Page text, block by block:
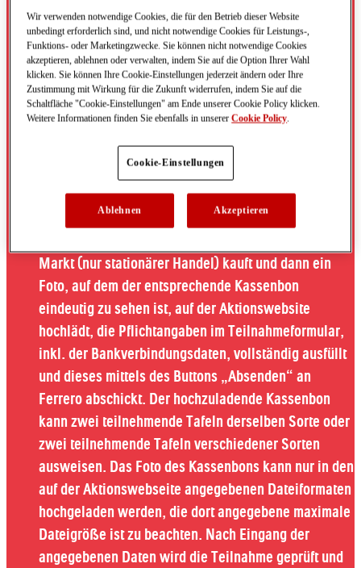
Aktionswebseitewww.tafelngratistesten.demöglich.
Die Aktionswebseite ist auch erreichbar, indem der
Teilnehmer den QR-Code auf der Aktions-Deko in den
teilnehmenden Märkten einscannt. Eine Person
nimmt an der Aktion teil, indem sie in einem
Kaufvorgang im Zeitraum von 16.02.2026 bis
30.06.2026 zwei Tafeln der Sorten Ferrero Rocher
Tafel Original 90g, Ferrero Rocher Tafel Weiß 90g,
Ferrero Rocher Tafel 70% Kakao im
Schokoladenmantel 90g oder Raffaello Tafel 90g –
Markt (nur stationärer Handel) kauft und dann ein
Foto, auf dem der entsprechende Kassenbon
eindeutig zu sehen ist, auf der Aktionswebsite
hochlädt, die Pflichtangaben im Teilnahmeformular,
inkl. der Bankverbindungsdaten, vollständig ausfüllt
und dieses mittels des Buttons „Absenden“ an
Ferrero abschickt. Der hochzuladende Kassenbon
kann zwei teilnehmende Tafeln derselben Sorte oder
zwei teilnehmende Tafeln verschiedener Sorten
ausweisen. Das Foto des Kassenbons kann nur in den
auf der Aktionswebseite angegebenen Dateiformaten
hochgeladen werden, die dort angegebene maximale
Dateigröße ist zu beachten. Nach Eingang der
angegebenen Daten wird die Teilnahme geprüft und
Wir verwenden notwendige Cookies, die für den Betrieb dieser Website
unbedingt erforderlich sind, und nicht notwendige Cookies für Leistungs-,
Funktions- oder Marketingzwecke. Sie können nicht notwendige Cookies
akzeptieren, ablehnen oder verwalten, indem Sie auf die Option Ihrer Wahl
klicken. Sie können Ihre Cookie-Einstellungen jederzeit ändern oder Ihre
Zustimmung mit Wirkung für die Zukunft widerrufen, indem Sie auf die
Schaltfläche "Cookie-Einstellungen" am Ende unserer Cookie Policy klicken.
Weitere Informationen finden Sie ebenfalls in unsererCookie Policy.
Cookie-Einstellungen
Ablehnen Akzeptieren